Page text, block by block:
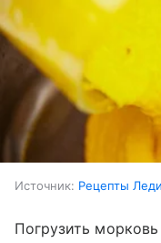
Источник: Рецепты
Погрузить